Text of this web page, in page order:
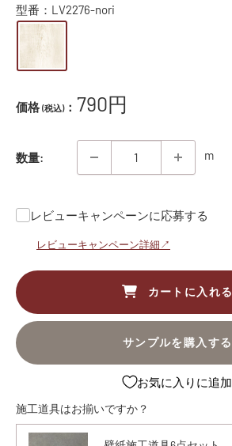
型番： LV2276-nori
価格 (税込)： 販
価
格
790円
数量: m
レビューキャンペーンに応募する
レビューキャンペーン詳細↗
カートに入れる
サンプルを購入する
お気に入りに追加
施工道具はお揃いですか？